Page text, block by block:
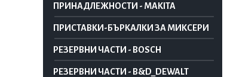
ПРИНАДЛЕЖНОСТИ - MAKITA
ПРИСТАВКИ-БЪРКАЛКИ ЗА МИКСЕРИ
РЕЗЕРВНИ ЧАСТИ - BOSCH
РЕЗЕРВНИ ЧАСТИ - B&D_DEWALT